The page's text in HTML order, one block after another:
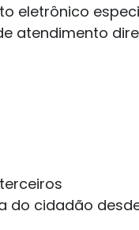
eletrônico
atendimento
do cidadão